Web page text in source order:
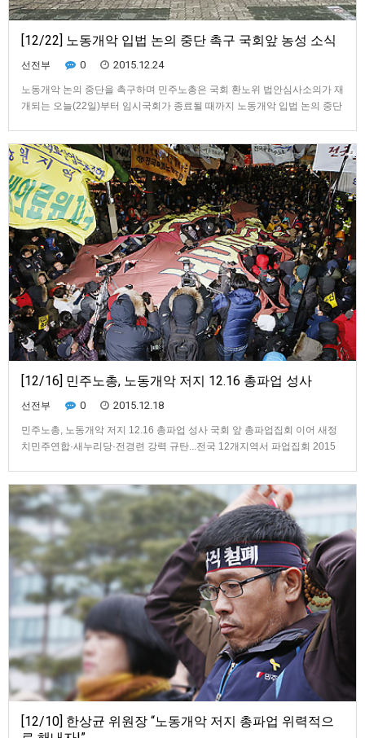
[12/22] 노동개악 입법 논의 중단 촉구 국회앞 농성 소식
선전부 0 2015.12.24
노동개악 논의 중단을 촉구하며 민주노총은 국회 환노위 법안심사소의가 재
개되는 오늘(22일)부터 임시국회가 종료될 때까지 노동개악 입법 논의 중단
재벌 청부입법인 노동개악 입법을 위해 정부여당은 수단과 방법을 가리지
…
[12/16] 민주노총, 노동개악 저지 12.16 총파업 성사
선전부 0 2015.12.18
​민주노총, 노동개악 저지 12.16 총파업 성사 국회 앞 총파업집회 이어 새정
치민주연합·새누리당·전경련 강력 규탄...전국 12개지역서 파업집회 2015
총파업 대회를 마친 후 거리행진을 통…
[12/10] 한상균 위원장 “노동개악 저지 총파업 위력적으